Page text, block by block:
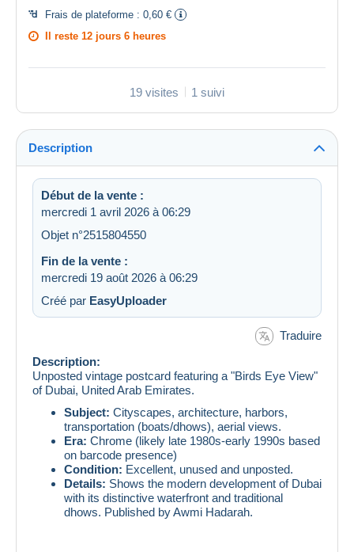
Frais de plateforme : 0,60 €
Il reste 12 jours 6 heures
19 visites 1 suivi
Description
Début de la vente :
mercredi 1 avril 2026 à 06:29
Objet n°2515804550
Fin de la vente :
mercredi 19 août 2026 à 06:29
Créé par EasyUploader
Traduire
Description:
Unposted vintage postcard featuring a "Birds Eye View"
of Dubai, United Arab Emirates.
Subject: Cityscapes, architecture, harbors,
transportation (boats/dhows), aerial views.
Era: Chrome (likely late 1980s-early 1990s based
on barcode presence)
Condition: Excellent, unused and unposted.
Details: Shows the modern development of Dubai
with its distinctive waterfront and traditional
dhows. Published by Awmi Hadarah.